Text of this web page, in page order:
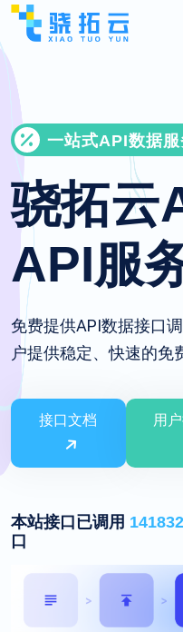
一站式API数据服
骁拓云
API服
免费提供API数据接口
户提供稳定、快速的免
接口文档 用
本站接口已调用
口